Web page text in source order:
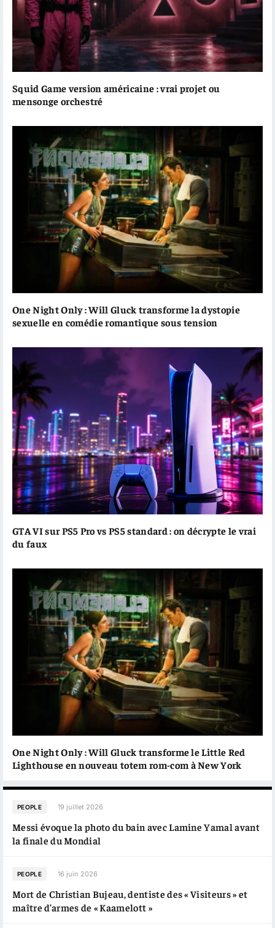
Squid Game version américaine : vrai projet ou
mensonge orchestré
One Night Only : Will Gluck transforme la dystopie
sexuelle en comédie romantique sous tension
GTA VI sur PS5 Pro vs PS5 standard : on décrypte le vrai
du faux
One Night Only : Will Gluck transforme le Little Red
Lighthouse en nouveau totem rom-com à New York
PEOPLE 19 juillet 2026
Messi évoque la photo du bain avec Lamine Yamal avant
la finale du Mondial
PEOPLE 16 juin 2026
Mort de Christian Bujeau, dentiste des « Visiteurs » et
maître d’armes de « Kaamelott »